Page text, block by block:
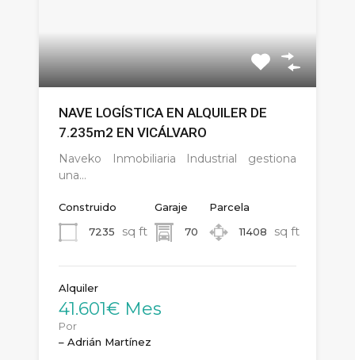
NAVE LOGÍSTICA EN ALQUILER DE
7.235m2 EN VICÁLVARO
Naveko Inmobiliaria Industrial gestiona
una…
Construido
7235
sq ft
Garaje
70
Parcela
11408
sq ft
Alquiler
41.601€ Mes
Por
– Adrián Martínez